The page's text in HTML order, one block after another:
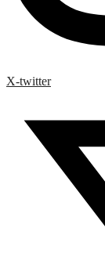
X-twitter